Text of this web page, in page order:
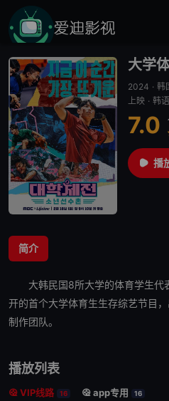
大学
2024 · 韩
上映 · 韩语
7.0
很差
较差
还行推
播
简介
大韩民国8所大学的体育学生代
开的首个大学体育生生存综艺节目
制作团队。
播放列表
VIP线路 16 app专用 16